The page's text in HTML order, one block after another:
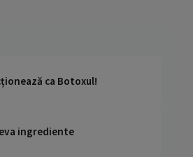
ca Botoxul!
ingrediente